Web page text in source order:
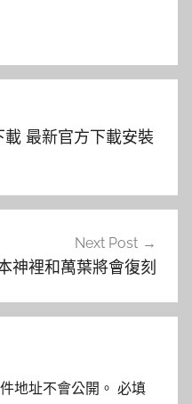
最新官方下載安裝
Next Post
神裡和萬葉將會復刻
地址不會公開。 必填